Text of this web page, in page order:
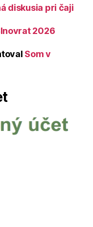
diskusia pri čaji
2026
Som v